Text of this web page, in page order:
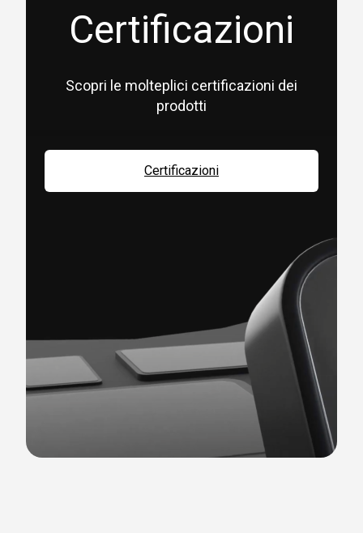
Certificazioni
Scopri le molteplici certificazioni dei
prodotti
Certificazioni